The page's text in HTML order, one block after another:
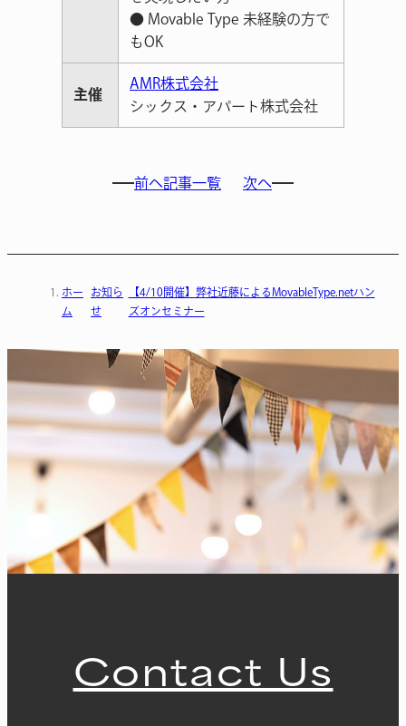
● Movable Type 未経験の方で
もOK
主催
AMR株式会社
シックス・アパート株式会社
前へ記事一覧 次へ
ホー
ム
お知ら
せ
【4/10開催】弊社近藤によるMovableType.netハン
ズオンセミナー
Contact Us